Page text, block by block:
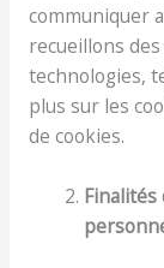
communiquer
recueillons des
technologies,
plus sur les
de cookies.